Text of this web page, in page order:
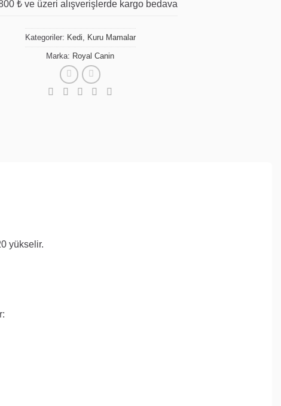
₺ ve üzeri alışverişlerde kargo bedava
Kategoriler: Kedi, Kuru Mamalar
Marka: Royal Canin
yükselir.
: